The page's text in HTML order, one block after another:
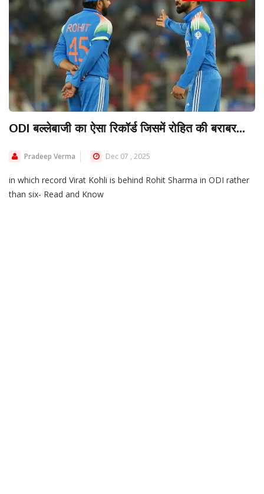
ODI बल्लेबाजी का ऐसा रिकॉर्ड जिसमें रोहित की बराबर...
Pradeep Verma Dec 07 , 2025
in which record Virat Kohli is behind Rohit Sharma in ODI rather
than six- Read and Know